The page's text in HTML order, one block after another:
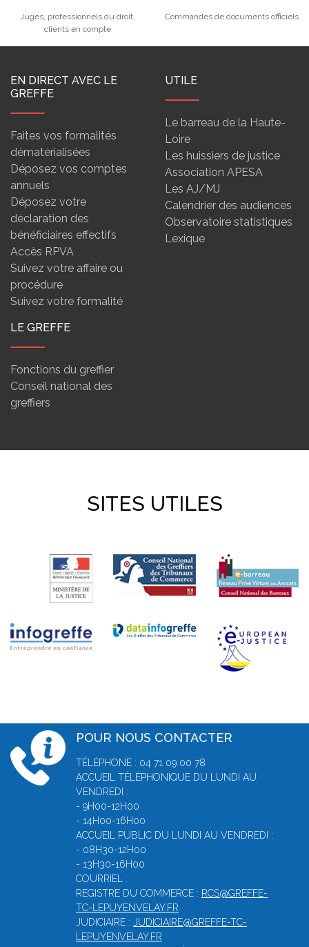
Juges, professionnels du droit,
clients en compte
Commandes de documents officiels
EN DIRECT AVEC LE
GREFFE
Faites vos formalités
dématérialisées
Déposez vos comptes
annuels
Déposez votre
déclaration des
bénéficiaires effectifs
Accès RPVA
Suivez votre affaire ou
procédure
Suivez votre formalité
UTILE
Le barreau de la Haute-
Loire
Les huissiers de justice
Association APESA
Les AJ/MJ
Calendrier des audiences
Observatoire statistiques
Lexique
LE GREFFE
Fonctions du greffier
Conseil national des
greffiers
SITES UTILES
POUR NOUS CONTACTER
TÉLÉPHONE : 04 71 09 00 78
ACCUEIL TÉLÉPHONIQUE DU LUNDI AU
VENDREDI :
- 9H00-12H00
- 14H00-16H00
ACCUEIL PUBLIC DU LUNDI AU VENDREDI :
- 08H30-12H00
- 13H30-16H00
COURRIEL :
REGISTRE DU COMMERCE : RCS@GREFFE-
TC-LEPUYENVELAY.FR
JUDICIAIRE : JUDICIAIRE@GREFFE-TC-
LEPUYENVELAY.FR